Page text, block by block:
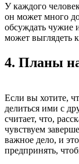
У каждого
он может много
обсуждать чужие
может выглядеть
4. Планы
Если вы хотите,
делиться ими с
считает, что,
чувствуем
важное дело, и
предпринять,